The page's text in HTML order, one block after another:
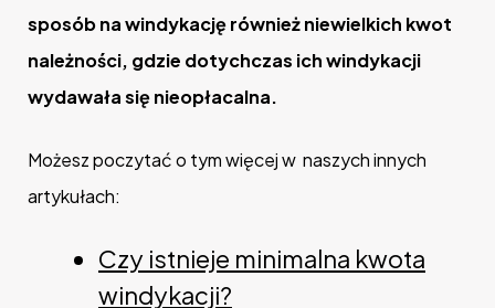
sposób na windykację również niewielkich kwot
należności, gdzie dotychczas ich windykacji
wydawała się nieopłacalna.
Możesz poczytać o tym więcej w naszych innych
artykułach:
Czy istnieje minimalna kwota
windykacji?